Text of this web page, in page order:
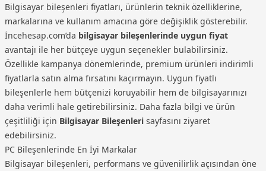
Bilgisayar bileşenleri fiyatları, ürünlerin teknik özelliklerine,
markalarına ve kullanım amacına göre değişiklik gösterebilir.
İncehesap.com’da bilgisayar bileşenlerinde uygun fiyat
avantajı ile her bütçeye uygun seçenekler bulabilirsiniz.
Özellikle kampanya dönemlerinde, premium ürünleri indirimli
fiyatlarla satın alma fırsatını kaçırmayın. Uygun fiyatlı
bileşenlerle hem bütçenizi koruyabilir hem de bilgisayarınızı
daha verimli hale getirebilirsiniz. Daha fazla bilgi ve ürün
çeşitliliği için Bilgisayar Bileşenleri sayfasını ziyaret
edebilirsiniz.
PC Bileşenlerinde En İyi Markalar
Bilgisayar bileşenleri, performans ve güvenilirlik açısından öne